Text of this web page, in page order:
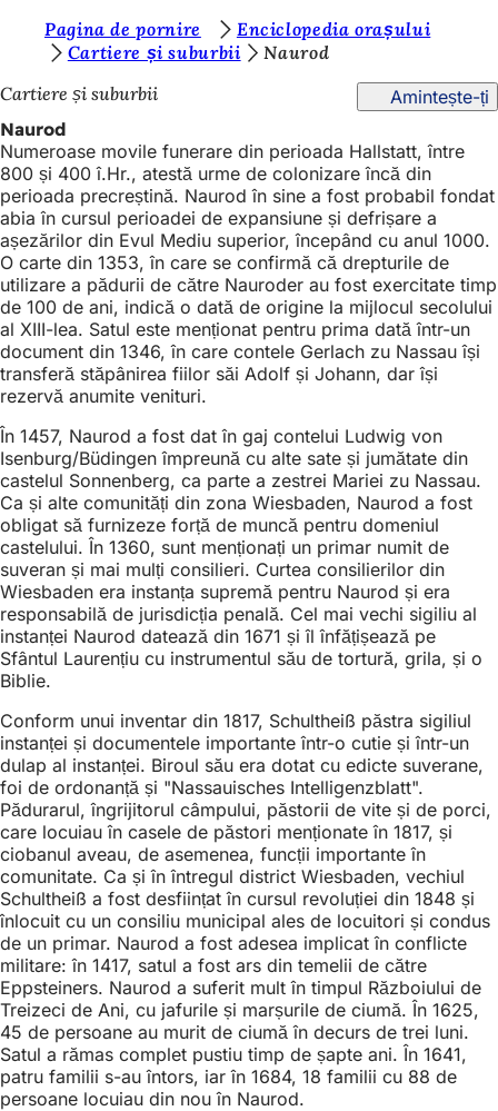
Salt la conținut
n
t
e
ț
i
a
i
c
i
:
Pagina de pornire
Enciclopedia orașului
Cartiere și suburbii
Naurod
Cartiere și suburbii
Amintește-ți
Naurod
Numeroase movile funerare din perioada Hallstatt, între
800 și 400 î.Hr., atestă urme de colonizare încă din
perioada precreștină. Naurod în sine a fost probabil fondat
abia în cursul perioadei de expansiune și defrișare a
așezărilor din Evul Mediu superior, începând cu anul 1000.
O carte din 1353, în care se confirmă că drepturile de
utilizare a pădurii de către Nauroder au fost exercitate timp
de 100 de ani, indică o dată de origine la mijlocul secolului
al XIII-lea. Satul este menționat pentru prima dată într-un
document din 1346, în care contele Gerlach zu Nassau își
transferă stăpânirea fiilor săi Adolf și Johann, dar își
rezervă anumite venituri.
În 1457, Naurod a fost dat în gaj contelui Ludwig von
Isenburg/Büdingen împreună cu alte sate și jumătate din
castelul Sonnenberg, ca parte a zestrei Mariei zu Nassau.
Ca și alte comunități din zona Wiesbaden, Naurod a fost
obligat să furnizeze forță de muncă pentru domeniul
castelului. În 1360, sunt menționați un primar numit de
suveran și mai mulți consilieri. Curtea consilierilor din
Wiesbaden era instanța supremă pentru Naurod și era
responsabilă de jurisdicția penală. Cel mai vechi sigiliu al
instanței Naurod datează din 1671 și îl înfățișează pe
Sfântul Laurențiu cu instrumentul său de tortură, grila, și o
Biblie.
Conform unui inventar din 1817, Schultheiß păstra sigiliul
instanței și documentele importante într-o cutie și într-un
dulap al instanței. Biroul său era dotat cu edicte suverane,
foi de ordonanță și "Nassauisches Intelligenzblatt".
Pădurarul, îngrijitorul câmpului, păstorii de vite și de porci,
care locuiau în casele de păstori menționate în 1817, și
ciobanul aveau, de asemenea, funcții importante în
comunitate. Ca și în întregul district Wiesbaden, vechiul
Schultheiß a fost desființat în cursul revoluției din 1848 și
înlocuit cu un consiliu municipal ales de locuitori și condus
de un primar. Naurod a fost adesea implicat în conflicte
militare: în 1417, satul a fost ars din temelii de către
Eppsteiners. Naurod a suferit mult în timpul Războiului de
Treizeci de Ani, cu jafurile și marșurile de ciumă. În 1625,
45 de persoane au murit de ciumă în decurs de trei luni.
Satul a rămas complet pustiu timp de șapte ani. În 1641,
patru familii s-au întors, iar în 1684, 18 familii cu 88 de
persoane locuiau din nou în Naurod.